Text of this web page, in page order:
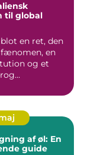
til global
en ret, den
en
og et
af øl: En
guide